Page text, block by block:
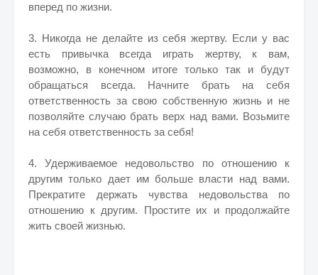
вперед по жизни.
3. Никогда не делайте из себя жертву. Если у вас
есть привычка всегда играть жертву, к вам,
возможно, в конечном итоге только так и будут
обращаться всегда. Начните брать на себя
ответственность за свою собственную жизнь и не
позволяйте случаю брать верх над вами. Возьмите
на себя ответственность за себя!
4. Удерживаемое недовольство по отношению к
другим только дает им больше власти над вами.
Прекратите держать чувства недовольства по
отношению к другим. Простите их и продолжайте
жить своей жизнью.